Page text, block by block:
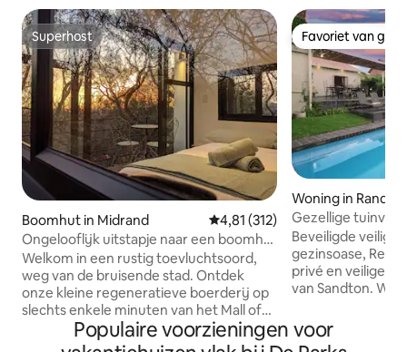
Superhost
Superhost
Boomhut in Midrand Gemiddelde beoordeling van
4,81 (312)
Ongelooflijk uitstapje naar een boomhut
midden in de natuur
Welkom in een rustig toevluchtsoord,
weg van de bruisende stad. Ontdek
onze kleine regeneratieve boerderij op
slechts enkele minuten van het Mall of
Africa. Bereid je voor om betoverd te
worden als je je terugtrekt in ons rustige
Favoriet van
Favoriet van
Woning in
Gezellige
Parkhurst
Beveiligde veilige
gezinsoase, Restaurantmekka, rustige,
privé en veilige
van Sandton.
kijken Eigen
zwembad. 24/7 stroom
Populaire voorzieningen voor